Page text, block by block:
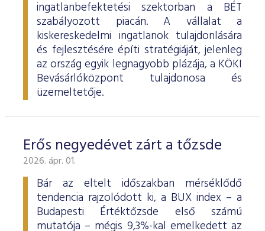
ingatlanbefektetési szektorban a BÉT
szabályozott piacán. A vállalat a
kiskereskedelmi ingatlanok tulajdonlására
és fejlesztésére építi stratégiáját, jelenleg
az ország egyik legnagyobb plázája, a KÖKI
Bevásárlóközpont tulajdonosa és
üzemeltetője.
Erős negyedévet zárt a tőzsde
2026. ápr. 01.
Bár az eltelt időszakban mérséklődő
tendencia rajzolódott ki, a BUX index – a
Budapesti Értéktőzsde első számú
mutatója – mégis 9,3%-kal emelkedett az